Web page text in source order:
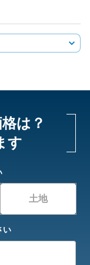
は？
す
土地
い